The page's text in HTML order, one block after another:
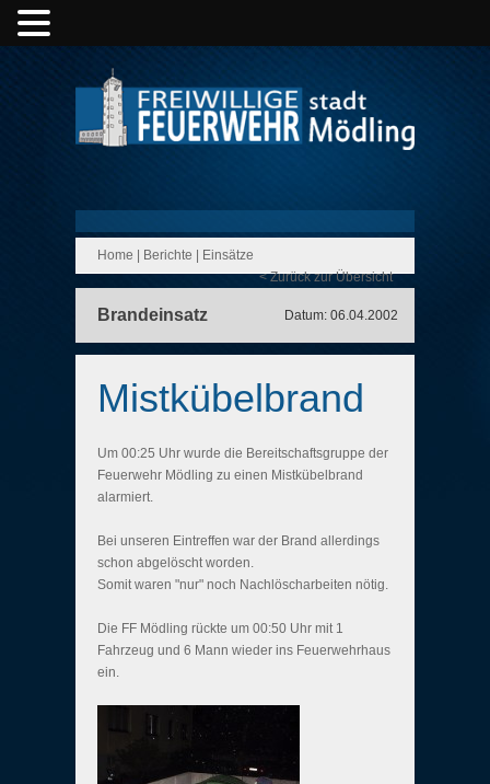
Home Berichte
Einsätze
< Zurück zur Übersicht
Brandeinsatz Datum: 06.04.2002
Mistkübelbrand
Um 00:25 Uhr wurde die Bereitschaftsgruppe der
Feuerwehr Mödling zu einen Mistkübelbrand
alarmiert.
Bei unseren Eintreffen war der Brand allerdings
schon abgelöscht worden.
Somit waren "nur" noch Nachlöscharbeiten nötig.
Die FF Mödling rückte um 00:50 Uhr mit 1
Fahrzeug und 6 Mann wieder ins Feuerwehrhaus
ein.